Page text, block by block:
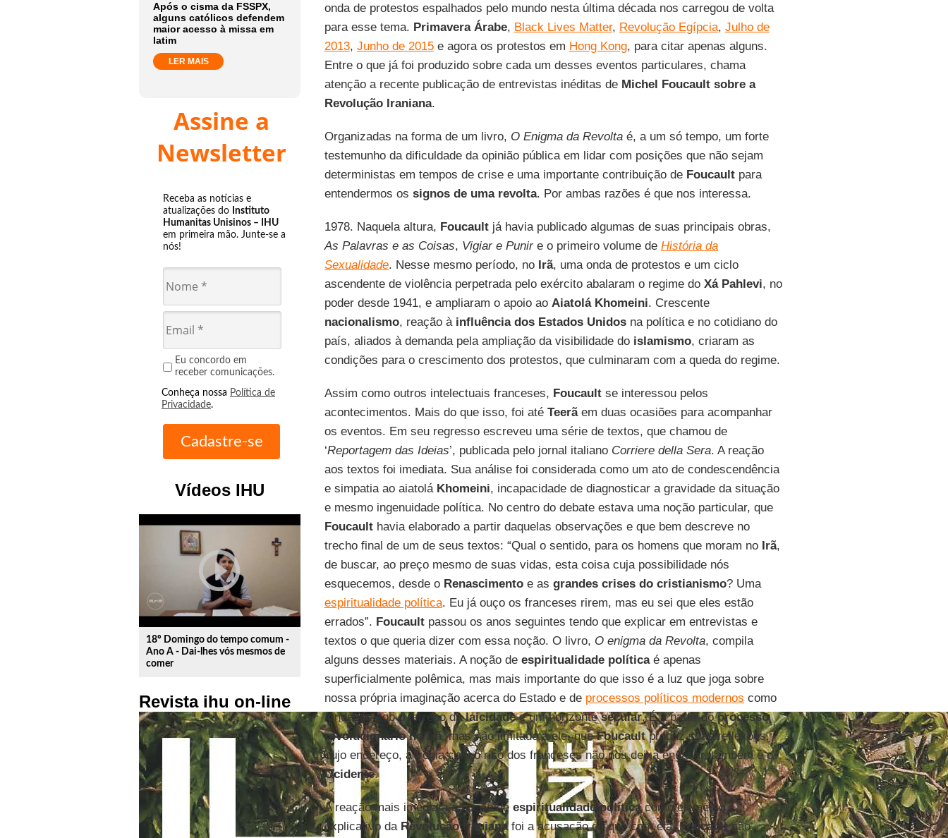
Após o cisma da FSSPX,
alguns católicos defendem
maior acesso à missa em
latim
LER MAIS
Assine a
Newsletter
Receba as notícias e
atualizações do Instituto
Humanitas Unisinos – IHU
em primeira mão. Junte-se a
nós!
Eu concordo em
receber comunicações.
Conheça nossa Política de
Privacidade.
Vídeos IHU
play_circle_outline
18º Domingo do tempo comum -
Ano A - Dai-lhes vós mesmos de
comer
Revista ihu on-line
onda de protestos espalhados pelo mundo nesta última década nos carregou de volta
para esse tema. Primavera Árabe, Black Lives Matter, Revolução Egípcia, Julho de
2013, Junho de 2015e agora os protestos em Hong Kong, para citar apenas alguns.
Entre o que já foi produzido sobre cada um desses eventos particulares, chama
atenção a recente publicação de entrevistas inéditas de Michel Foucault sobre a
Revolução Iraniana.
Organizadas na forma de um livro, O Enigma da Revoltaé, a um só tempo, um forte
testemunho da dificuldade da opinião pública em lidar com posições que não sejam
deterministas em tempos de crise e uma importante contribuição de Foucaultpara
entendermos os signos de uma revolta. Por ambas razões é que nos interessa.
1978. Naquela altura, Foucaultjá havia publicado algumas de suas principais obras,
As Palavras e as Coisas, Vigiar e Punire o primeiro volume de História da
Sexualidade. Nesse mesmo período, no Irã, uma onda de protestos e um ciclo
ascendente de violência perpetrada pelo exército abalaram o regime do Xá Pahlevi, no
poder desde 1941, e ampliaram o apoio ao Aiatolá Khomeini. Crescente
nacionalismo, reação à influência dos Estados Unidosna política e no cotidiano do
país, aliados à demanda pela ampliação da visibilidade do islamismo, criaram as
condições para o crescimento dos protestos, que culminaram com a queda do regime.
Assim como outros intelectuais franceses, Foucaultse interessou pelos
acontecimentos. Mais do que isso, foi até Teerãem duas ocasiões para acompanhar
os eventos. Em seu regresso escreveu uma série de textos, que chamou de
‘Reportagem das Ideias’, publicada pelo jornal italiano Corriere della Sera. A reação
aos textos foi imediata. Sua análise foi considerada como um ato de condescendência
e simpatia ao aiatolá Khomeini, incapacidade de diagnosticar a gravidade da situação
e mesmo ingenuidade política. No centro do debate estava uma noção particular, que
Foucaulthavia elaborado a partir daquelas observações e que bem descreve no
trecho final de um de seus textos: “Qual o sentido, para os homens que moram no Irã,
de buscar, ao preço mesmo de suas vidas, esta coisa cuja possibilidade nós
esquecemos, desde o Renascimentoe as grandes crises do cristianismo? Uma
espiritualidade política. Eu já ouço os franceses rirem, mas eu sei que eles estão
errados”. Foucaultpassou os anos seguintes tendo que explicar em entrevistas e
textos o que queria dizer com essa noção. O livro, O enigma da Revolta, compila
alguns desses materiais. A noção de espiritualidade políticaé apenas
superficialmente polêmica, mas mais importante do que isso é a luz que joga sobre
nossa própria imaginação acerca do Estado e de processos políticos modernos como
fundados sob o terreno dalaicidadee um horizontesecular. É a partir doprocesso
revolucionário no Irã, mas não limitado a ele, queFoucaultproduz suas reflexões,
cujo endereço, a ironia com o riso dos franceses não nos deixa enganar, também é o
Ocidente.
A reação mais imediata à noção de espiritualidade políticacomo elemento
explicativo da Revolução Iranianafoi a acusação de que com ela,Foucaultnão